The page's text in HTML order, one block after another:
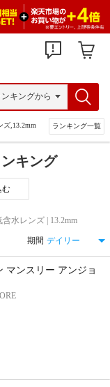
ズ,13.2mm ランキング一覧
キング
む
水レンズ | 13.2mm
期間
マンスリー アンジョ